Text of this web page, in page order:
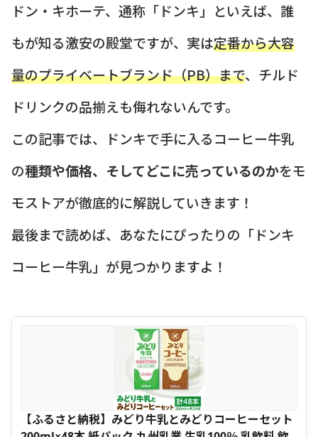
ドン・キホーテ、通称「ドンキ」といえば、誰
もが知る激安の殿堂ですが、実は定番から大容
量のプライベートブランド（PB）まで、チルド
ドリンクの品揃えも侮れないんです。
この記事では、ドンキで手に入るコーヒー牛乳
の種類や価格、そしてどこに売っているのかをモ
モストアが徹底的に解説していきます！
最後まで読めば、あなたにぴったりの「ドンキ
コーヒー牛乳」が見つかりますよ！
【ふるさと納税】みどり牛乳とみどりコーヒーセット